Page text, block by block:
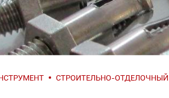
СТРОИТЕЛЬНО-